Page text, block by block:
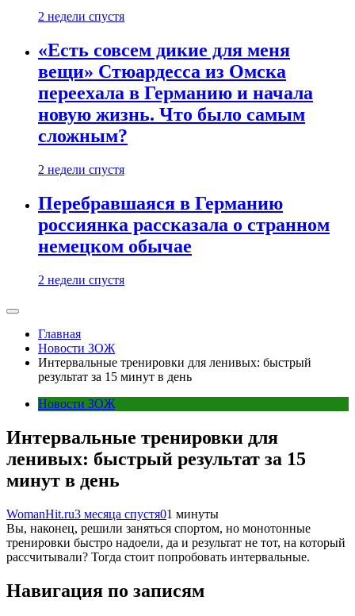
2 недели спустя
«Есть совсем дикие для меня
вещи» Стюардесса из Омска
переехала в Германию и начала
новую жизнь. Что было самым
сложным?
2 недели спустя
Перебравшаяся в Германию
россиянка рассказала о странном
немецком обычае
2 недели спустя
Главная
Новости ЗОЖ
Интервальные тренировки для ленивых: быстрый
результат за 15 минут в день
Новости ЗОЖ
Интервальные тренировки для
ленивых: быстрый результат за 15
минут в день
WomanHit.ru3 месяца спустя01 минуты
Вы, наконец, решили заняться спортом, но монотонные
тренировки быстро надоели, да и результат не тот, на который
рассчитывали? Тогда стоит попробовать интервальные.
Навигация по записям